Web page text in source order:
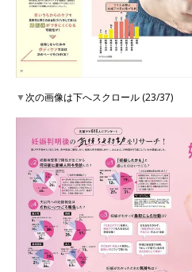
▼次の画像は下へスクロール (23/37)